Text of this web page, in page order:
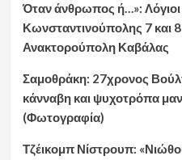
Όταν άνθρωπος ή…»: Λόγιοι
Κωνσταντινούπολης 7 και
Ανακτορούπολη Καβάλας
Σαμοθράκη: 27χρονος
κάνναβη και ψυχοτρόπα
(Φωτογραφία)
Τζέικομπ Νίστρουπ: